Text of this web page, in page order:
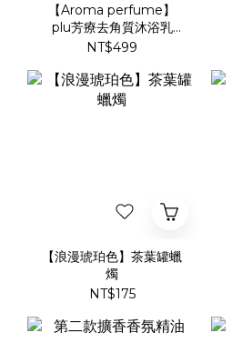
【Aroma perfume】
plu芳療去角質沐浴乳
1000ml
NT$499
【浪漫琥珀色】茶葉罐蠟
燭
NT$175